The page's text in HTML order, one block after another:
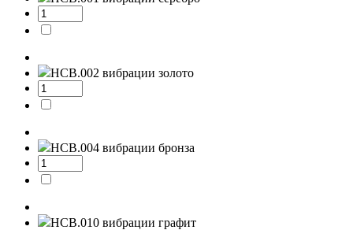
НСВ.002 вибрации золото
НСВ.004 вибрации бронза
НСВ.010 вибрации графит